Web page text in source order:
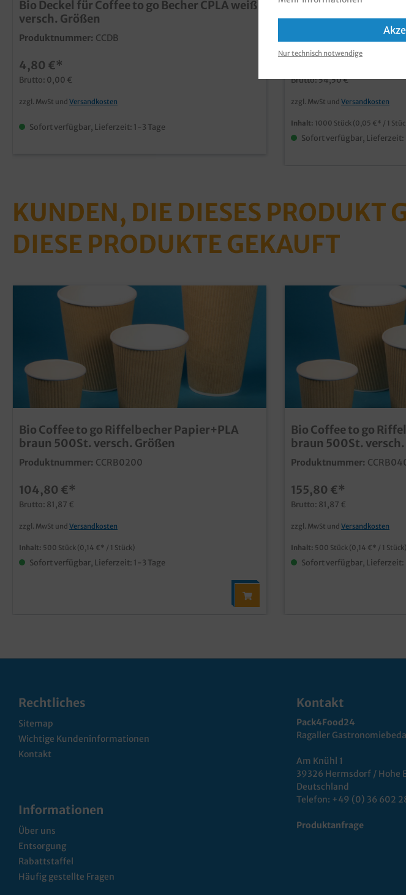
Bio Deckel für Coffee to go Becher CPLA weiß
versch. Größen
Produktnummer: CCDB
4,80 €*
Brutto: 0,00 €
zzgl. MwSt und Versandkosten
Sofort verfügbar, Lieferzeit: 1-3 Tage
Klarsicht Domdeckel
versch. Varianten
Brutto: 54,50 €
zzgl. MwSt und Versandkosten
Inhalt: 1000 Stück (0,05 €* / 1
Sofort verfügbar, Lieferzeit:
KUNDEN, DIE DIESES PRODUKT
DIESE PRODUKTE GEKAUFT
Bio Coffee to go Riffelbecher Papier+PLA
braun 500St. versch. Größen
Produktnummer: CCRB0200
104,80 €*
Brutto: 81,87 €
zzgl. MwSt undVersandkosten
Inhalt: 500 Stück (0,14 €* / 1 Stück)
Sofort verfügbar, Lieferzeit: 1-3 Tage
Bio Coffee to go
braun 500St.
Produktnummer:
155,80 €*
Brutto: 81,87 €
zzgl. MwSt undVersandkosten
Inhalt: 500 Stück (0,14 €* / 1 Stück)
Sofort verfügbar, Lieferzeit:
Rechtliches
Sitemap
Wichtige Kundeninformationen
Kontakt
Informationen
Über uns
Entsorgung
Rabattstaffel
Häufig gestellte Fragen
Kontakt
Pack4Food24
Ragaller
Am Knühl 1
39326 Hermsdorf / Hohe
Deutschland
Telefon: +49 (0) 36 602
Produktanfrage
Nur technisch notwendige